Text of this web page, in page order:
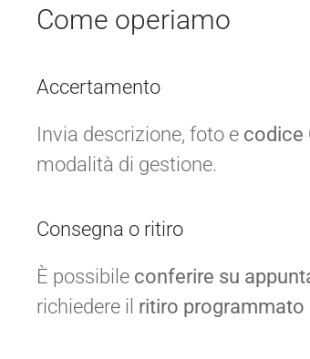
Come operiamo
Accertamento
Invia descrizione, foto e codice
modalità di gestione.
Consegna o ritiro
È possibile conferire su
richiedere il ritiro programmato